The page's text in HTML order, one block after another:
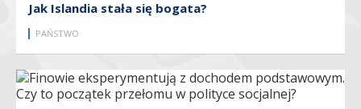
Jak Islandia stała się bogata?
PAŃSTWO